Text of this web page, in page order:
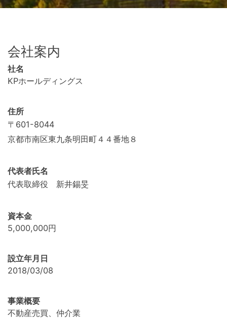
会社案内
社名
KPホールディングス
住所
〒601-8044
京都市南区東九条明田町４４番地８
代表者氏名
代表取締役 新井錫旻
資本金
5,000,000円
設立年月日
2018/03/08
事業概要
不動産売買、仲介業